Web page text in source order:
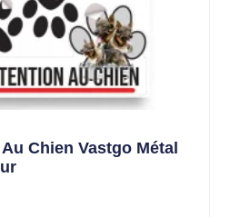
Chien Vastgo Métal